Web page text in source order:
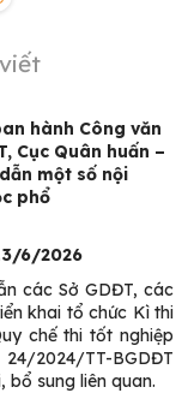
hành Công văn
Cục Quân huấn –
một số nội
phổ
6/2026
các Sở GDĐT, các
khai tổ chức Kì thi
chế thi tốt nghiệp
2024/TT-BGDĐT
sung liên quan.